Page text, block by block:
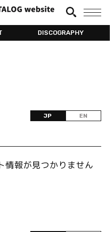
DISCOGRAPHY
JP EN
情報が見つかりません